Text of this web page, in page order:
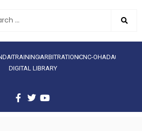
TRAINING ARBITRATIONCNC-OHADA
DIGITAL LIBRARY